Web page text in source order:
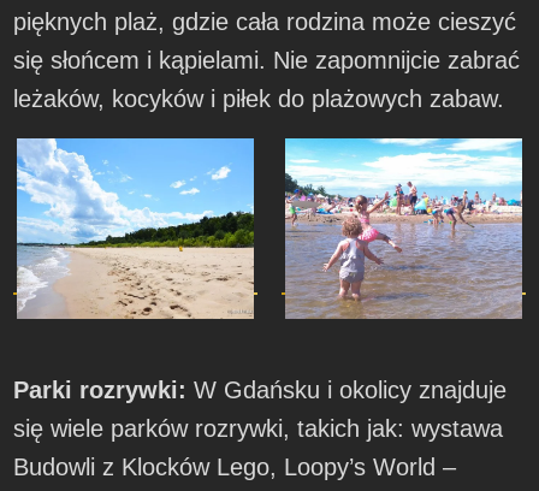
pięknych plaż, gdzie cała rodzina może cieszyć
się słońcem i kąpielami. Nie zapomnijcie zabrać
leżaków, kocyków i piłek do plażowych zabaw.
Parki rozrywki: W Gdańsku i okolicy znajduje
się wiele parków rozrywki, takich jak: wystawa
Budowli z Klocków Lego, Loopy’s World –